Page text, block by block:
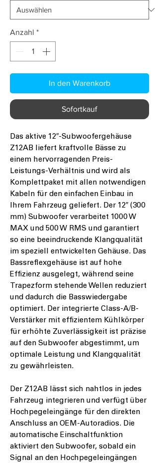
Anzahl *
In den Warenkorb
Sofortkauf
Das aktive 12″-Subwoofergehäuse
Z12AB liefert kraftvolle Bässe zu
einem hervorragenden Preis-
Leistungs-Verhältnis und wird als
Komplettpaket mit allen notwendigen
Kabeln für den einfachen Einbau in
Ihrem Fahrzeug geliefert. Der 12″ (300
mm) Subwoofer verarbeitet 1000 W
MAX und 500 W RMS und garantiert
so eine beeindruckende Klangqualität
im speziell entwickelten Gehäuse. Das
Bassreflexgehäuse ist auf hohe
Effizienz ausgelegt, während seine
Trapezform stehende Wellen reduziert
und dadurch die Basswiedergabe
optimiert. Der integrierte Class-A/B-
Verstärker mit effizientem Kühlkörper
für erhöhte Zuverlässigkeit ist präzise
auf den Subwoofer abgestimmt, um
optimale Leistung und Klangqualität
zu gewährleisten.
Der Z12AB lässt sich nahtlos in jedes
Fahrzeug integrieren und verfügt über
Hochpegeleingänge für den direkten
Anschluss an OEM-Autoradios. Die
automatische Einschaltfunktion
aktiviert den Subwoofer, sobald ein
Signal an den Hochpegeleingängen